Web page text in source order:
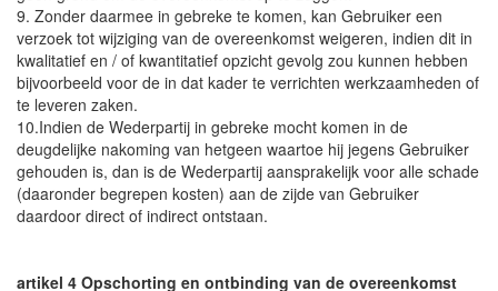
9. Zonder daarmee in gebreke te komen, kan Gebruiker een
verzoek tot wijziging van de overeenkomst weigeren, indien dit in
kwalitatief en / of kwantitatief opzicht gevolg zou kunnen hebben
bijvoorbeeld voor de in dat kader te verrichten werkzaamheden of
te leveren zaken.
10.Indien de Wederpartij in gebreke mocht komen in de
deugdelijke nakoming van hetgeen waartoe hij jegens Gebruiker
gehouden is, dan is de Wederpartij aansprakelijk voor alle schade
(daaronder begrepen kosten) aan de zijde van Gebruiker
daardoor direct of indirect ontstaan.
artikel 4 Opschorting en ontbinding van de overeenkomst